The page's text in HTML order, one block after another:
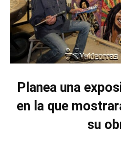
Planea una
en la que
su